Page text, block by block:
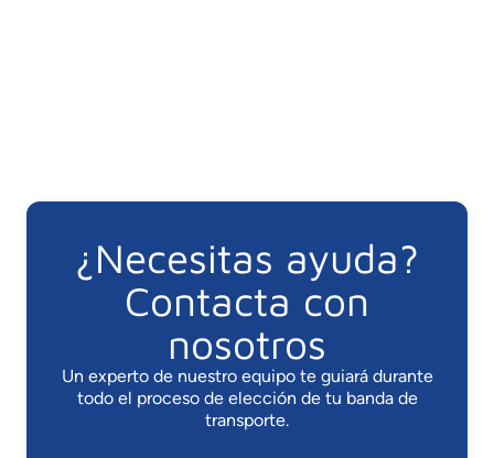
¿Necesitas ayuda?
Contacta con
nosotros
Un experto de nuestro equipo te guiará durante
todo el proceso de elección de tu banda de
transporte.